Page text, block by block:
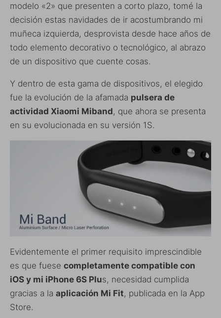
modelo «2» que presenten a corto plazo, tomé la
decisión estas navidades de ir acostumbrando mi
muñeca izquierda, desprovista desde hace años de
todo elemento decorativo o tecnológico, al abrazo
de un dispositivo que cuente cosas.
Y dentro de esta gama de dispositivos, el elegido
fue la evolución de la afamada pulsera de
actividad Xiaomi Miband, que ahora se presenta
en su evolucionada en su versión 1S.
Evidentemente el primer requisito imprescindible
es que fuese completamente compatible con
iOS y mi iPhone 6S Plus, necesidad cumplida
gracias a la aplicación Mi Fit, publicada en la App
Store.